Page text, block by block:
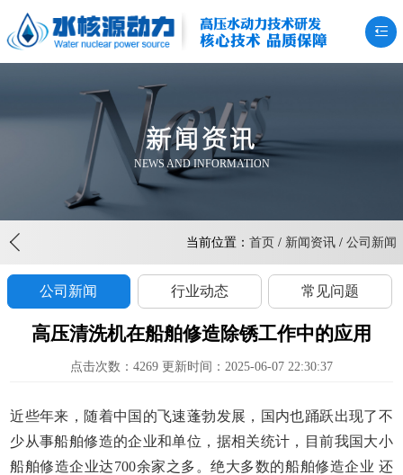
高压水动力技术研发
核心技术 品质保障
新闻资讯
NEWS AND INFORMATION
当前位置： 首页 / 新闻资讯 / 公司新闻
公司新闻 行业动态 常见问题
高压清洗机在船舶修造除锈工作中的应用
点击次数：4269 更新时间：2025-06-07 22:30:37
近些年来，随着中国的飞速蓬勃发展，国内也踊跃出现了不
少从事船舶修造的企业和单位，据相关统计，目前我国大小
船舶修造企业达700余家之多。绝大多数的船舶修造企业 还